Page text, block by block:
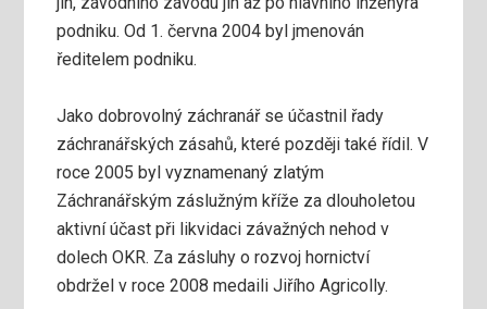
podniku. Od 1. června 2004 byl jmenován
ředitelem podniku.
Jako dobrovolný záchranář se účastnil řady
záchranářských zásahů, které později také řídil. V
roce 2005 byl vyznamenaný zlatým
Záchranářským záslužným kříže za dlouholetou
aktivní účast při likvidaci závažných nehod v
dolech OKR. Za zásluhy o rozvoj hornictví
obdržel v roce 2008 medaili Jiřího Agricolly.